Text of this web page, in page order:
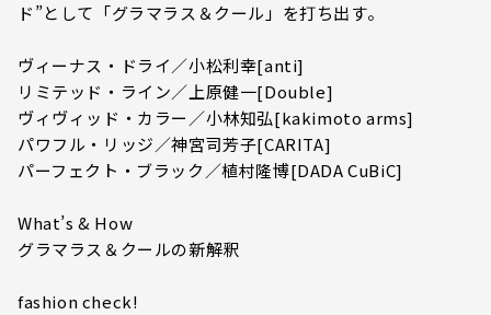
ド”として「グラマラス＆クール」を打ち出す。
ヴィーナス・ドライ／小松利幸[anti]
リミテッド・ライン／上原健一[Double]
ヴィヴィッド・カラー／小林知弘[kakimoto arms]
パワフル・リッジ／神宮司芳子[CARITA]
パーフェクト・ブラック／植村隆博[DADA CuBiC]
What’s & How
グラマラス＆クールの新解釈
fashion check!